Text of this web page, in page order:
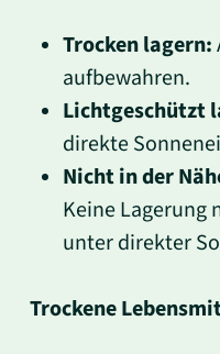
Trocken lagern:
aufbewahren.
Lichtgeschützt
direkte
Nicht in der
Keine Lagerung
unter direkter
Trockene